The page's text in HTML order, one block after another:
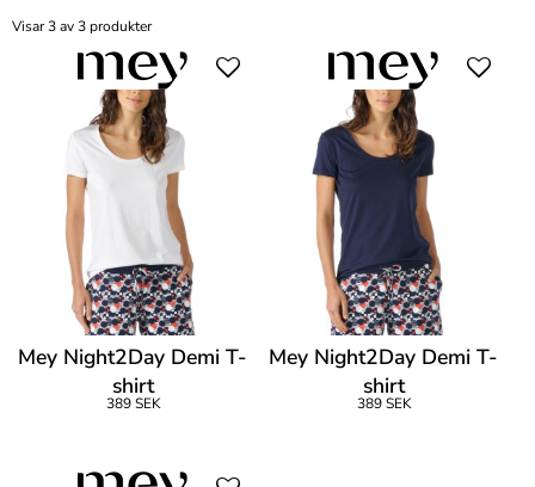
Visar 3 av 3 produkter
Mey Night2Day Demi T-
shirt
389 SEK
Mey Night2Day Demi T-
shirt
389 SEK